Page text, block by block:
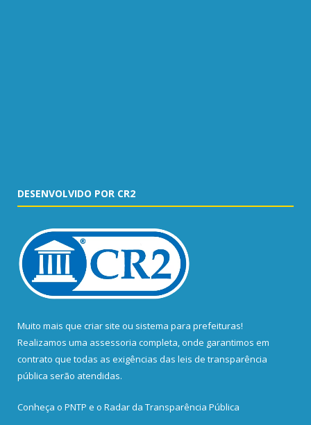
DESENVOLVIDO POR CR2
Muito mais que criar site ou sistema para prefeituras!
Realizamos uma assessoria completa, onde garantimos em
contrato que todas as exigências das leis de transparência
pública serão atendidas.
Conheça o PNTP e o Radar da Transparência Pública